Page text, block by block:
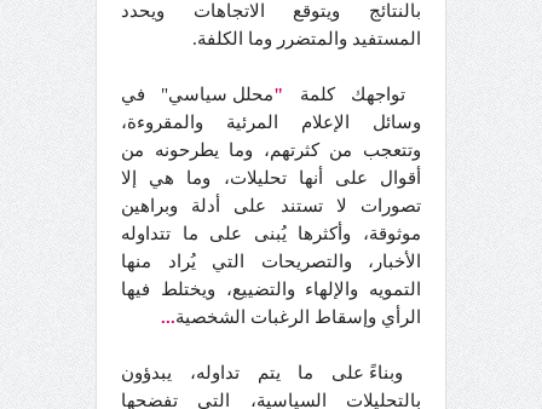
بالنتائج ويتوقع الاتجاهات ويحدد
المستفيد والمتضرر وما الكلفة.
تواجهك كلمة "محلل سياسي" في
وسائل الإعلام المرئية والمقروءة،
وتتعجب من كثرتهم، وما يطرحونه من
أقوال على أنها تحليلات، وما هي إلا
تصورات لا تستند على أدلة وبراهين
موثوقة، وأكثرها يُبنى على ما تتداوله
الأخبار، والتصريحات التي يُراد منها
التمويه والإلهاء والتضييع، ويختلط فيها
الرأي وإسقاط الرغبات الشخصية...
وبناءً على ما يتم تداوله، يبدؤون
بالتحليلات السياسية، التي تفضحها